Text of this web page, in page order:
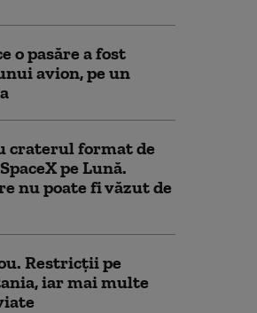
o pasăre a fost
avion, pe un
craterul format de
pe Lună.
nu poate fi văzut de
Restricții pe
iar mai multe